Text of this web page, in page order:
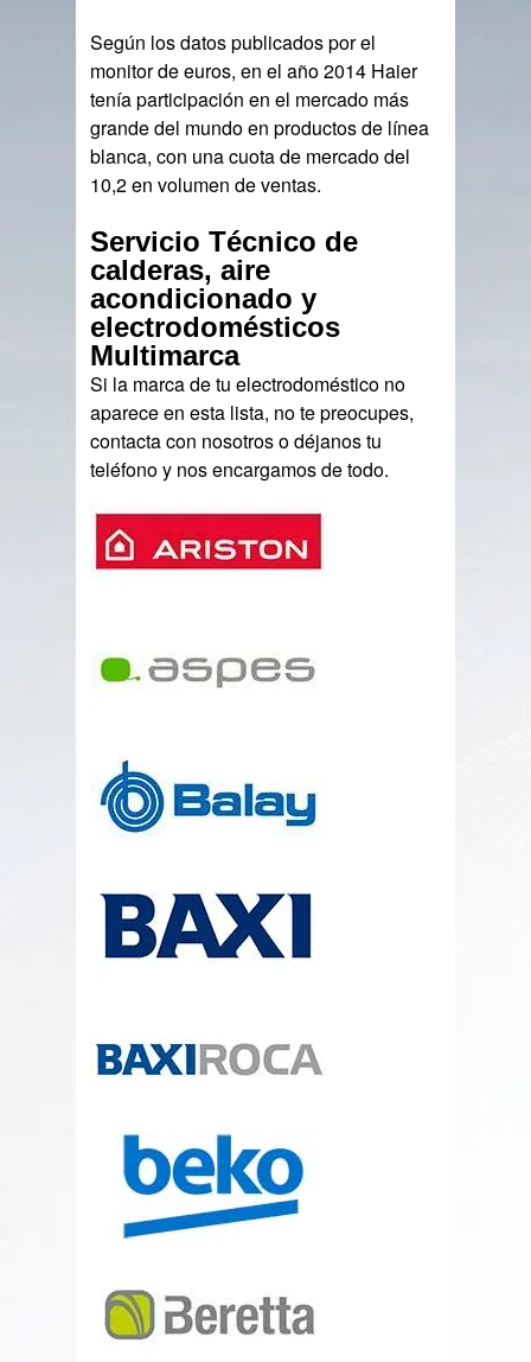
Según los datos publicados por el
monitor de euros, en el año 2014 Haier
tenía participación en el mercado más
grande del mundo en productos de línea
blanca, con una cuota de mercado del
10,2 en volumen de ventas.
Servicio Técnico de
calderas, aire
acondicionado y
electrodomésticos
Multimarca
Si la marca de tu electrodoméstico no
aparece en esta lista, no te preocupes,
contacta con nosotros o déjanos tu
teléfono y nos encargamos de todo.